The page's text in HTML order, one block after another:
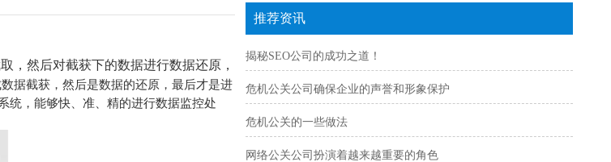
，然后对截获下的数据进行数据还原，
据截获，然后是数据的还原，最后才是进
统，能够快、准、精的进行数据监控处
推荐资讯
揭秘SEO公司的成功之道！
危机公关公司确保企业的声誉和形象保护
危机公关的一些做法
网络公关公司扮演着越来越重要的角色